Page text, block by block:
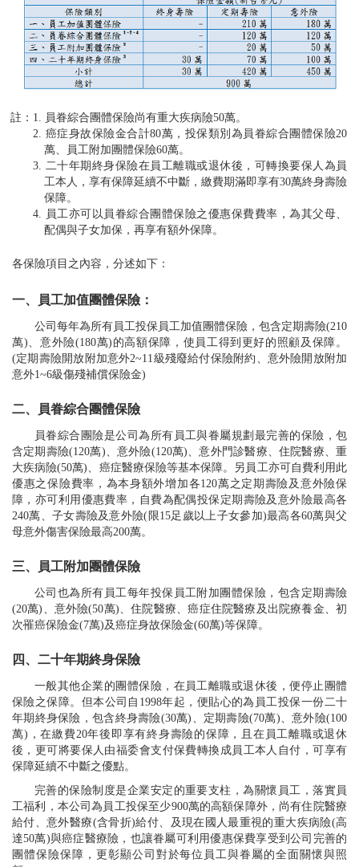
註：1. 員眷綜合團體保險尚有重大疾病險50萬。
2. 癌症身故保險金合計80萬，投保類別為員眷綜合團體保險20
萬、員工附加團體保險60萬。
3. 二十年期終身保險在員工離職或退休後，可轉換要保人為員
工本人，享有保障延續不中斷，繳費期滿即享有30萬終身壽險
保障。
4. 員工亦可以員眷綜合團體保險之優惠保費費率，為其父母、
配偶與子女加保，再享有額外保障。
各保險項目之內容，分述如下：
一、員工加值團體保險：
公司每年為所有員工投保員工加值團體保險，包含定期壽險(210
萬)、意外險(180萬)的高額保障，使員工得到更好的照顧及保障。
(定期壽險開放附加意外2~11級殘廢給付保險附約、意外險開放附加
意外1~6級傷殘補償保險金)
二、員眷綜合團體保險
員眷綜合團險是公司為所有員工與眷屬規劃最完善的保險，包
含定期壽險(120萬)、意外險(120萬)、意外門診醫療、住院醫療、重
大疾病險(50萬)、癌症醫療保險等基本保障。另員工亦可自費利用此
優惠之保險費率，為本身額外增加各120萬之定期壽險及意外險保
障，亦可利用優惠費率，自費為配偶投保定期壽險及意外險最高各
240萬、子女壽險及意外險(限15足歲以上子女參加)最高各60萬與父
母意外傷害保險最高200萬。
三、員工附加團體保險
公司也為所有員工每年投保員工附加團體保險，包含定期壽險
(20萬)、意外險(50萬)、住院醫療、癌症住院醫療及出院療養金、初
次罹癌保險金(7萬)及癌症身故保險金(60萬)等保障。
四、二十年期終身保險
一般其他企業的團體保險，在員工離職或退休後，便停止團體
保險之保障。但本公司自1998年起，便貼心的為員工投保一份二十
年期終身保險，包含終身壽險(30萬)、定期壽險(70萬)、意外險(100
萬)，在繳費20年後即享有終身壽險的保障，且在員工離職或退休
後，更可將要保人由福委會支付保費轉換成員工本人自付，可享有
保障延續不中斷之優點。
完善的保險制度是企業安定的重要支柱，為關懷員工，落實員
工福利，本公司為員工投保至少900萬的高額保障外，尚有住院醫療
給付、意外醫療(含骨折)給付、及現在國人最重視的重大疾病險(高
達50萬)與癌症醫療險，也讓眷屬可利用優惠保費享受到公司完善的
團體保險保障，更彰顯公司對於每位員工與眷屬的全面關懷與照